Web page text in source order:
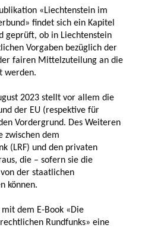
«Liechtenstein im
findet sich ein Kapitel
geprüft, ob in Liechtenstein
Vorgaben bezüglich der
fairen Mittelzuteilung an die
werden.
2023 stellt vor allem die
der EU (respektive für
Vordergrund. Des Weiteren
zwischen dem
(LRF) und den privaten
die – sofern sie die
der staatlichen
können.
dem E-Book «Die
Rundfunks» eine